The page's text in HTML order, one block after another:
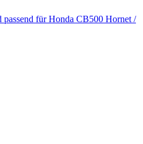
passend für Honda CB500 Hornet /